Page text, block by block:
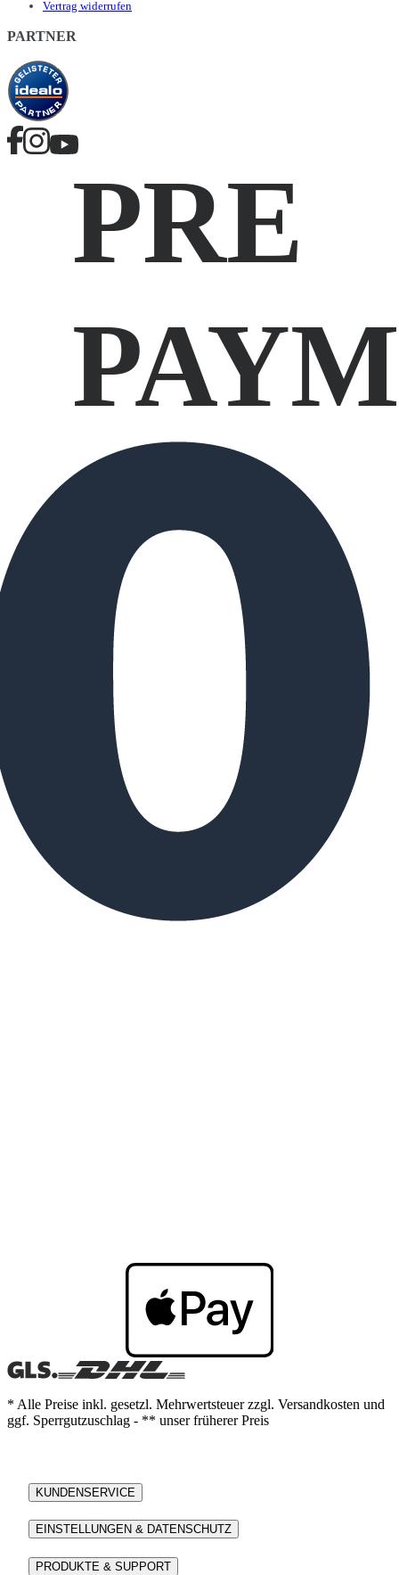
Vertrag widerrufen
PARTNER
* Alle Preise inkl. gesetzl. Mehrwertsteuer zzgl. Versandkosten und
ggf. Sperrgutzuschlag - ** unser früherer Preis
KUNDENSERVICE
EINSTELLUNGEN & DATENSCHUTZ
PRODUKTE & SUPPORT